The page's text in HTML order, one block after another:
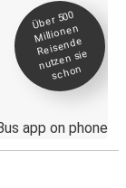
Über 500
Millionen
Reisende
nutzen sie
schon